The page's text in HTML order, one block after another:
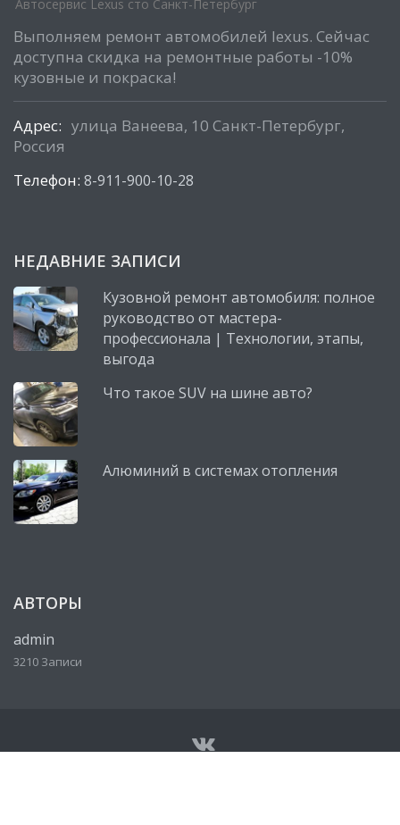
Автосервис Lexus сто Санкт-Петербург
Выполняем ремонт автомобилей lexus. Сейчас
доступна скидка на ремонтные работы -10%
кузовные и покраска!
Адрес: улица Ванеева, 10 Санкт-Петербург,
Россия
Телефон: 8-911-900-10-28
НЕДАВНИЕ ЗАПИСИ
Кузовной ремонт автомобиля: полное
руководство от мастера-
профессионала | Технологии, этапы,
выгода
Что такое SUV на шине авто?
Алюминий в системах отопления
АВТОРЫ
admin
3210 Записи